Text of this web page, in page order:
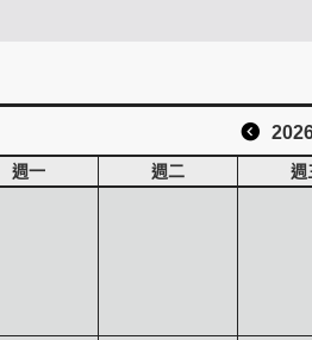
週一 週二 週